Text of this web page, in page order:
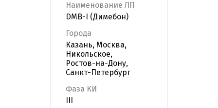
Наименование ЛП
DMB-I (Димебон)
Города
Казань, Москва,
Никольское,
Ростов-на-Дону,
Санкт-Петербург
Фаза КИ